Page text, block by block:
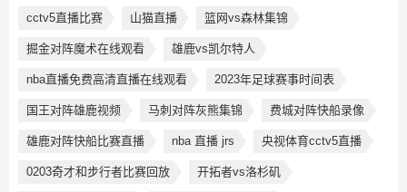
cctv5直播比赛 山猫直播 篮网vs森林集锦
掘金对阵魔术在线观看 雄鹿vs凯尔特人
nba直播免费高清直播在线观看 2023年足球赛事时间表
国王对阵雄鹿视频 马刺对阵灰熊集锦 费城对阵快船录像
雄鹿对阵快船比赛直播 nba 直播 jrs 央视体育cctv5直播
0203奇才和步行者比赛回放 开拓者vs洛杉矶